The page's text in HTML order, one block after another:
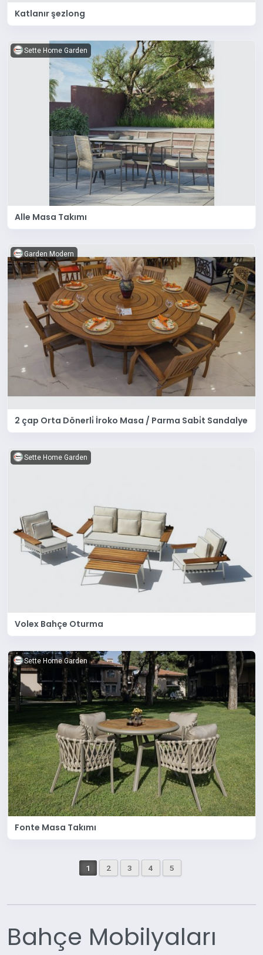
Katlanır şezlong
Sette Home Garden
Alle Masa Takımı
Garden Modern
2 çap Orta Dönerli̇ İroko Masa / Parma Sabi̇t Sandalye
Sette Home Garden
Volex Bahçe Oturma
Sette Home Garden
Fonte Masa Takımı
1 2 3 4 5
Bahçe Mobilyaları